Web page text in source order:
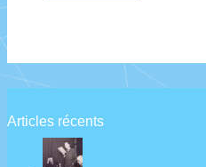
l’existentialisme
littéraire
Articles récents